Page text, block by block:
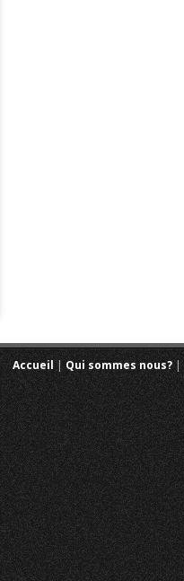
Accueil|Qui sommes nous?|